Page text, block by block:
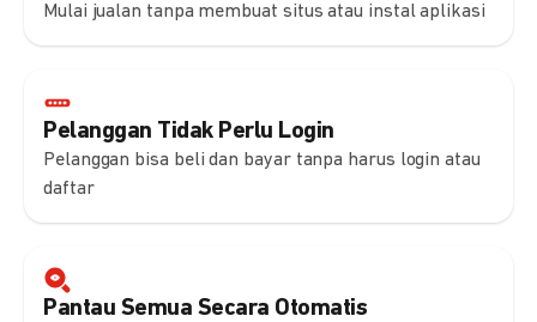
Mulai jualan tanpa membuat situs atau instal aplikasi
Pelanggan Tidak Perlu Login
Pelanggan bisa beli dan bayar tanpa harus login atau
daftar
Pantau Semua Secara Otomatis